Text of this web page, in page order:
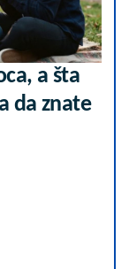
a šta
da znate